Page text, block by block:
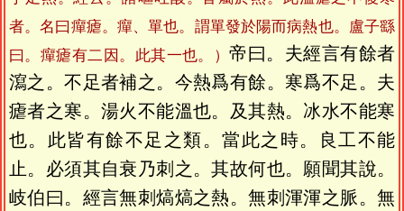
者。名曰癉瘧。癉、單也。謂單發於陽而病熱也。盧子繇
曰。癉瘧有二因。此其一也。）帝曰。夫經言有餘者
瀉之。不足者補之。今熱爲有餘。寒爲不足。夫
瘧者之寒。湯火不能溫也。及其熱。冰水不能寒
也。此皆有餘不足之類。當此之時。良工不能
止。必須其自衰乃刺之。其故何也。願聞其說。
岐伯曰。經言無刺熇熇之熱。無刺渾渾之脈。無